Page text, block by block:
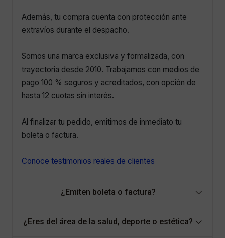
Además, tu compra cuenta con protección ante
extravíos durante el despacho.
Somos una marca exclusiva y formalizada, con
trayectoria desde 2010. Trabajamos con medios de
pago 100 % seguros y acreditados, con opción de
hasta 12 cuotas sin interés.
Al finalizar tu pedido, emitimos de inmediato tu
boleta o factura.
Conoce testimonios reales de clientes
¿Emiten boleta o factura?
¿Eres del área de la salud, deporte o estética?